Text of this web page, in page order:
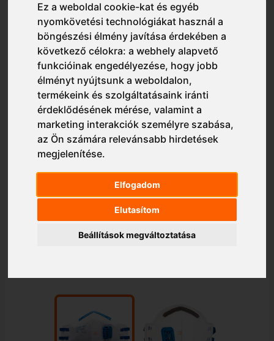
Ez a weboldal cookie-kat és egyéb
nyomkövetési technológiákat használ a
böngészési élmény javítása érdekében a
következő célokra:a webhely alapvető
funkcióinak engedélyezése, hogy jobb
élményt nyújtsunk a weboldalon,
termékeink és szolgáltatásaink iránti
érdeklődésének mérése, valamint a
marketing interakciók személyre szabása,
az Ön számára relevánsabb hirdetések
megjelenítése.
Elfogadom
Elutasítom
Beállítások megváltoztatása
P251 Portwest FFP2 Kagylós
szelepes pormaszk (20 db)